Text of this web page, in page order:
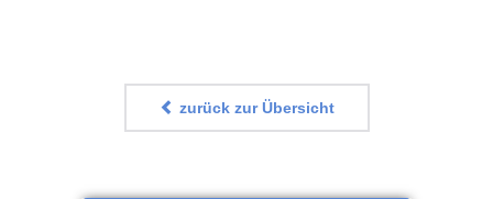
zurück zur Übersicht